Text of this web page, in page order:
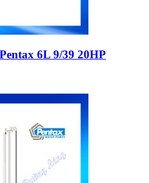
6L 9/39 20HP